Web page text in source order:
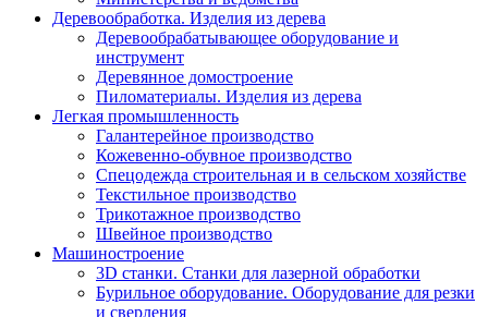
Деревообработка. Изделия из дерева
Деревообрабатывающее оборудование и
инструмент
Деревянное домостроение
Пиломатериалы. Изделия из дерева
Легкая промышленность
Галантерейное производство
Кожевенно-обувное производство
Спецодежда строительная и в сельском хозяйстве
Текстильное производство
Трикотажное производство
Швейное производство
Машиностроение
3D станки. Станки для лазерной обработки
Бурильное оборудование. Оборудование для резки
и сверления